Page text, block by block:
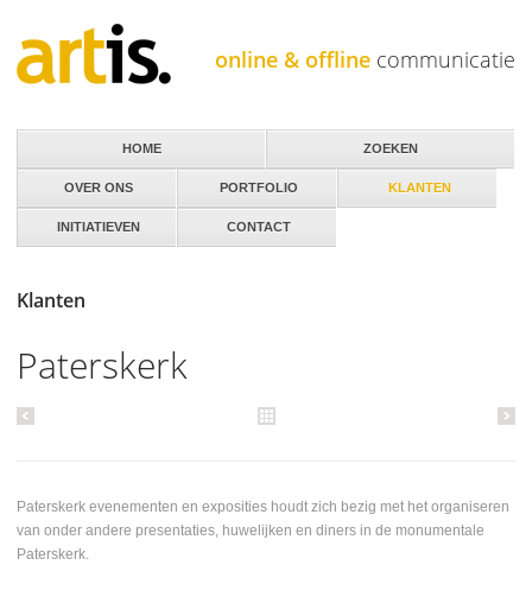
online & offline communicatie
Klanten
Paterskerk
Paterskerk evenementen en exposities houdt zich bezig met het organiseren
van onder andere presentaties, huwelijken en diners in de monumentale
Paterskerk.
HOME
OVER ONS PORTFOLIO KLANTEN
INITIATIEVEN CONTACT
ZOEKEN